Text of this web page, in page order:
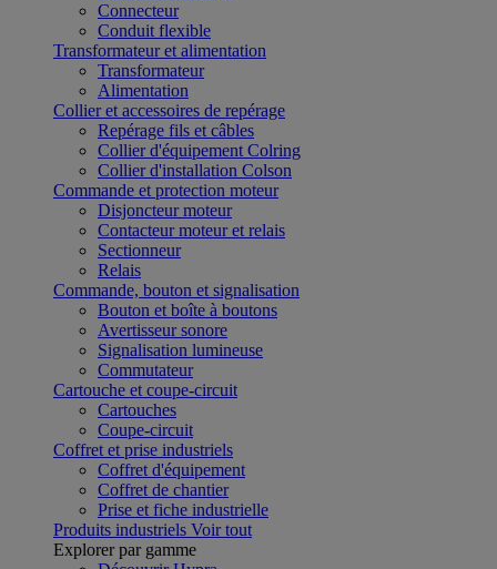
Connecteur
Conduit flexible
Transformateur et alimentation
Transformateur
Alimentation
Collier et accessoires de repérage
Repérage fils et câbles
Collier d'équipement Colring
Collier d'installation Colson
Commande et protection moteur
Disjoncteur moteur
Contacteur moteur et relais
Sectionneur
Relais
Commande, bouton et signalisation
Bouton et boîte à boutons
Avertisseur sonore
Signalisation lumineuse
Commutateur
Cartouche et coupe-circuit
Cartouches
Coupe-circuit
Coffret et prise industriels
Coffret d'équipement
Coffret de chantier
Prise et fiche industrielle
Produits industriels Voir tout
Explorer par gamme